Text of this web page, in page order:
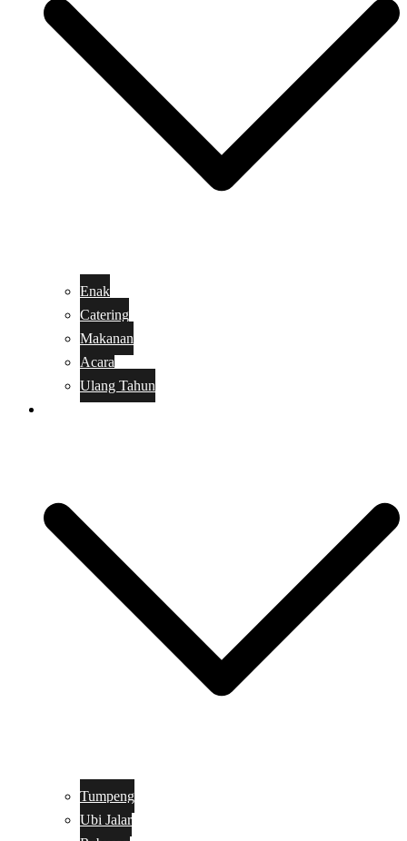
Enak
Catering
Makanan
Acara
Ulang Tahun
Tumpeng
Ubi Jalar